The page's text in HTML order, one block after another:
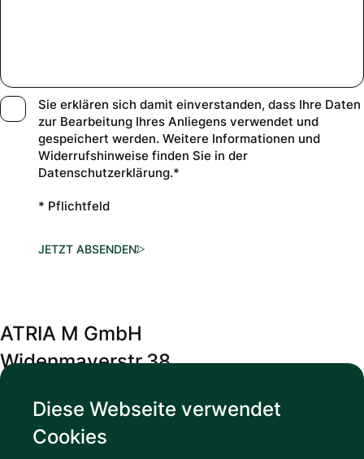
Sie erklären sich damit einverstanden, dass Ihre Daten
zur Bearbeitung Ihres Anliegens verwendet und
gespeichert werden. Weitere Informationen und
Widerrufshinweise finden Sie in der
Datenschutzerklärung.*
* Pflichtfeld
JETZT ABSENDEN
ATRIA M GmbH
Widenmayerstr.38
Diese Webseite verwendet
Cookies